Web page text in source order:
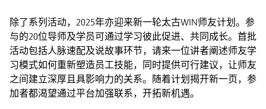
除了系列活动，2025年亦迎来新一轮太古WIN师友计划。参
与的20位导师及学员可通过学习彼此促进、共同成长。首批
活动包括人脉速配及说故事环节，请来一位讲者阐述师友学
习模式如何重新塑造员工技能，同时提供可行建议，让师友
之间建立深厚且具影响力的关系。随着计划揭开新一页，参
加者都渴望通过平台加强联系，开拓新机遇。